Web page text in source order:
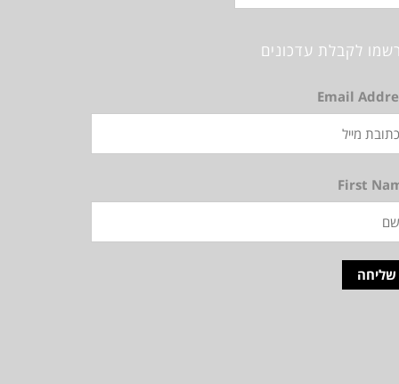
לקבלת עדכונים
Email
First